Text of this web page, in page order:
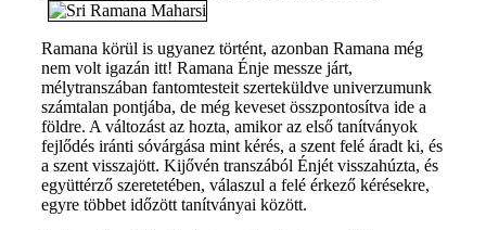
Ramana körül is ugyanez történt, azonban Ramana még
nem volt igazán itt! Ramana Énje messze járt,
mélytranszában fantomtesteit szerteküldve univerzumunk
számtalan pontjába, de még keveset összpontosítva ide a
földre. A változást az hozta, amikor az első tanítványok
fejlődés iránti sóvárgása mint kérés, a szent felé áradt ki, és
a szent visszajött. Kijővén transzából Énjét visszahúzta, és
együttérző szeretetében, válaszul a felé érkező kérésekre,
egyre többet időzött tanítványai között.